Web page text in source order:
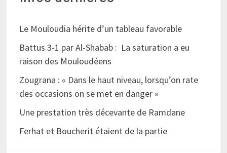
Le Mouloudia hérite d’un tableau favorable
Battus 3-1 par Al-Shabab : La saturation a eu
raison des Mouloudéens
Zougrana : « Dans le haut niveau, lorsqu’on rate
des occasions on se met en danger »
Une prestation très décevante de Ramdane
Ferhat et Boucherit étaient de la partie